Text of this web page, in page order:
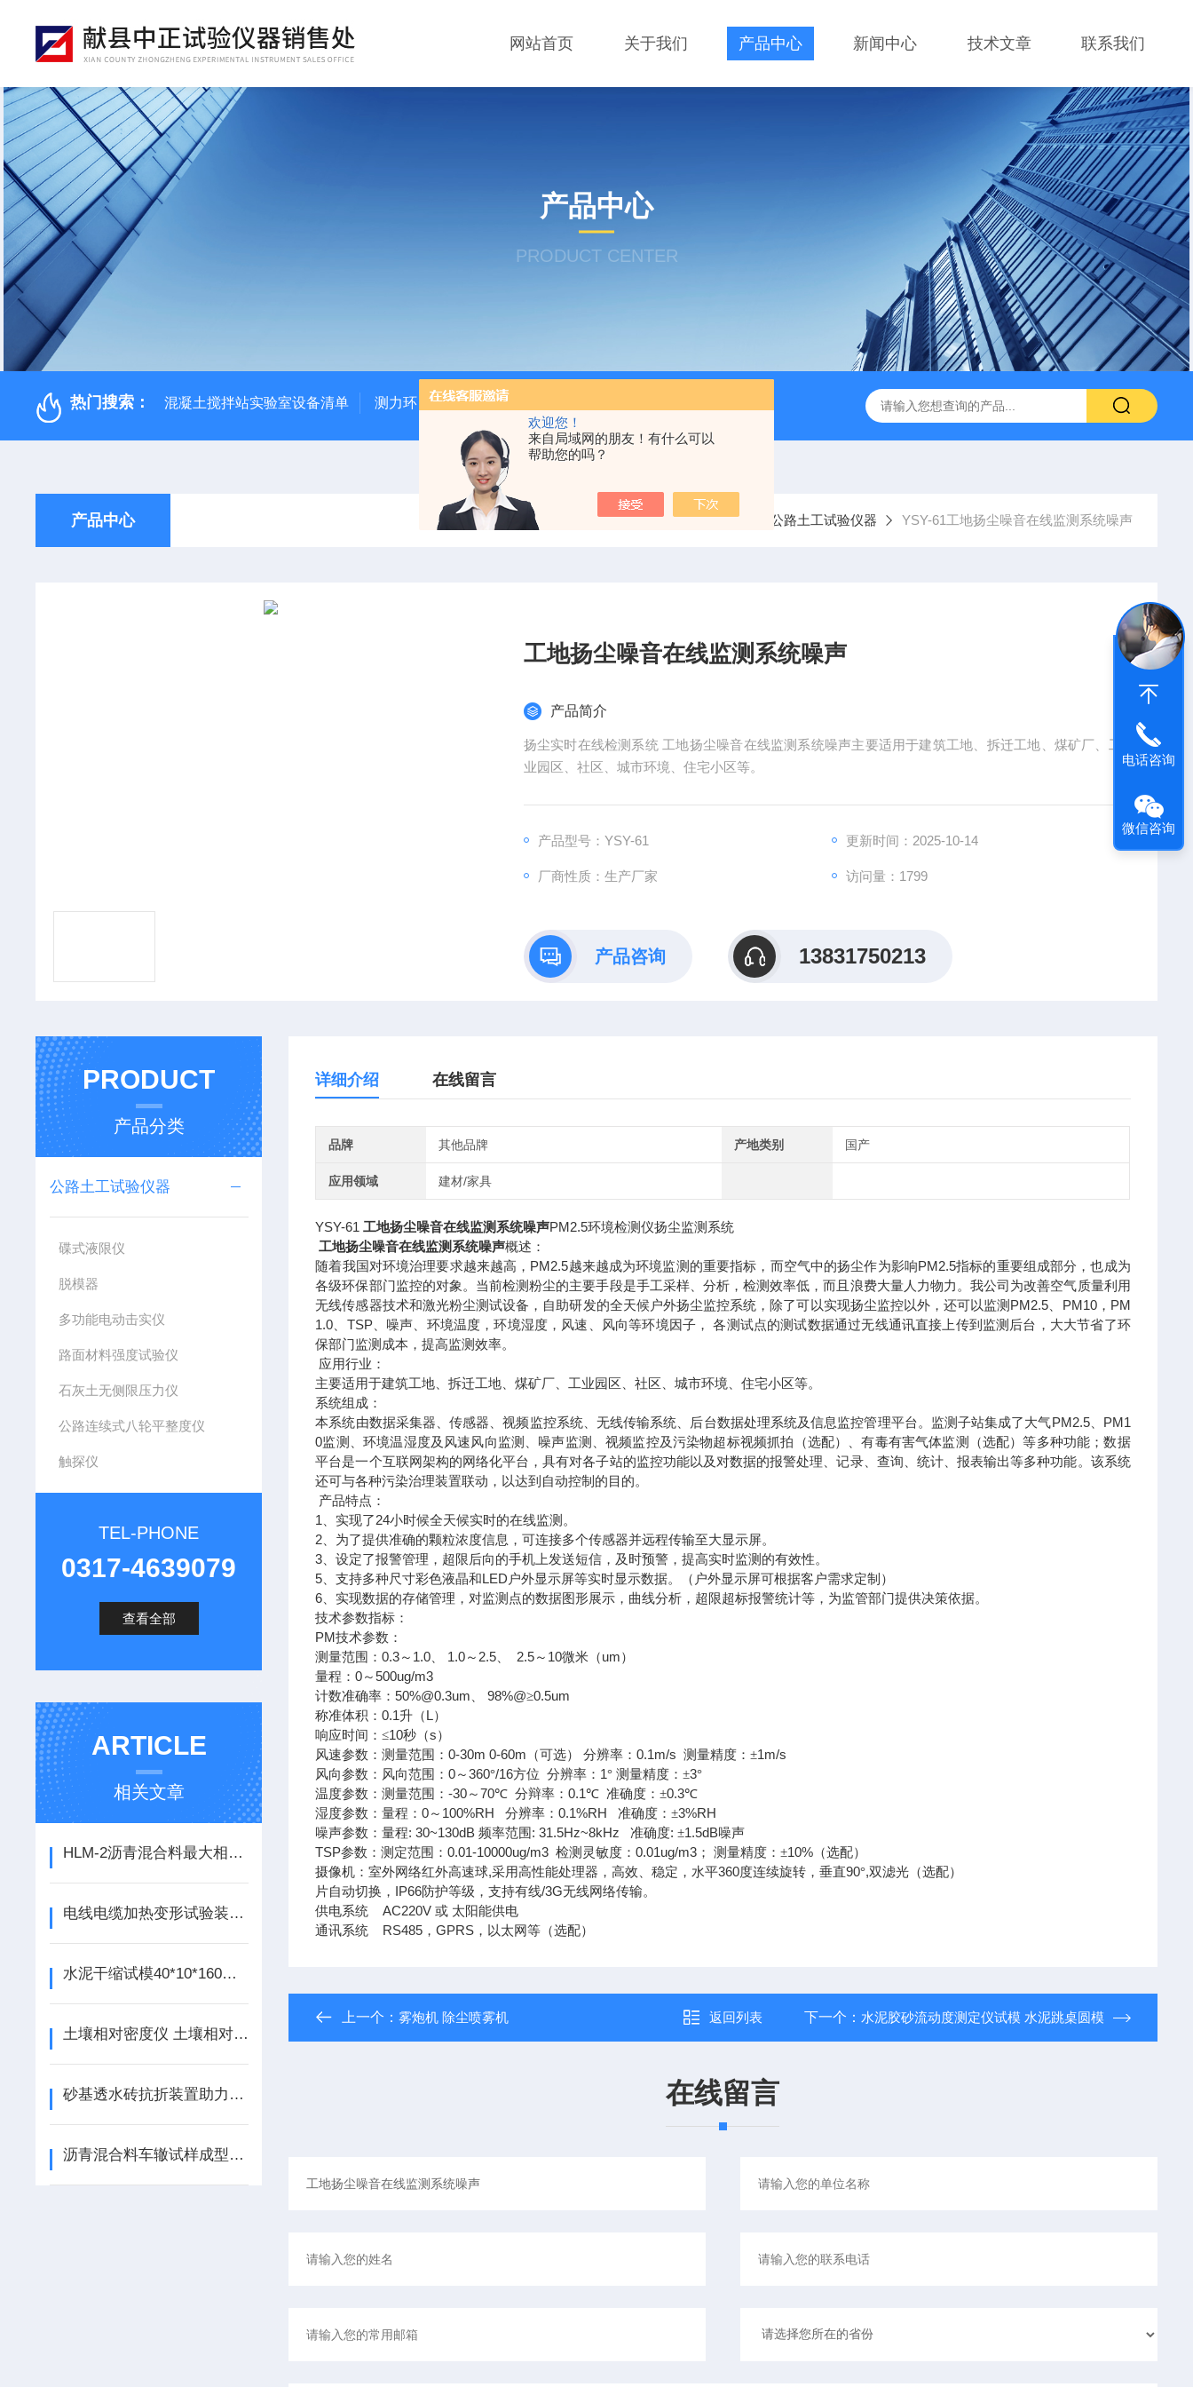
欢迎您！
来自局域网的朋友！有什么可以
帮助您的吗？
网站首页 关于我们 产品中心 新闻中心 技术文章 联系我们
产品中心
PRODUCT CENTER
热门搜索： 混凝土搅拌站实验室设备清单 测力环 混凝土抗弯拉弹性模量试验装置 钢结构防火涂料测厚仪 砂基透水砖透水速率试验装置
产品中心 当前位置：首页 产品中心 公路土工试验仪器 YSY-61工地扬尘噪音在线监测系统噪声
工地扬尘噪音在线监测系统噪声
产品简介
扬尘实时在线检测系统 工地扬尘噪音在线监测系统噪声主要适用于建筑工地、拆迁工地、煤矿厂、工
业园区、社区、城市环境、住宅小区等。
产品型号：YSY-61 更新时间：2025-10-14
厂商性质：生产厂家 访问量：1799
产品咨询 13831750213
PRODUCT
产品分类
公路土工试验仪器
碟式液限仪
脱模器
多功能电动击实仪
路面材料强度试验仪
石灰土无侧限压力仪
公路连续式八轮平整度仪
触探仪
TEL-PHONE
0317-4639079
查看全部
ARTICLE
相关文章
HLM-2沥青混合料最大相对密度仪 最大相对密度的使用说明
电线电缆加热变形试验装置如何使用
水泥干缩试模40*10*160使用说明
土壤相对密度仪 土壤相对密度仪的使用说明
砂基透水砖抗折装置助力建设海绵城市
沥青混合料车辙试样成型机HYCX-1使用说明
详细介绍 在线留言
品牌 其他品牌 产地类别 国产
应用领域 建材/家具
YSY-61工地扬尘噪音在线监测系统噪声PM2.5环境检测仪扬尘监测系统
工地扬尘噪音在线监测系统噪声概述：
随着我国对环境治理要求越来越高， PM2.5越来越成为环境监测的重要指标，而空气中的扬尘作为影响PM2.5指标的重要组成部分，也成为
各级环保部门监控的对象。当前检测粉尘的主要手段是手工采样、分析，检测效率低，而且浪费大量人力物力。我公司为改善空气质量利用
无线传感器技术和激光粉尘测试设备，自助研发的全天候户外扬尘监控系统，除了可以实现扬尘监控以外，还可以监测 PM2.5 PM10， PM
1.0
TSP、噪声、环境温度，环境湿度，风速、风向等环境因子，
各测试点的测试数据通过无线通讯直接上传到监测后台，大大节省了环
保部门监测成本，提高监测效率。
应用行业：
主要适用于建筑工地、拆迁工地、煤矿厂、工业园区、社区、城市环境、住宅小区等。
系统组成：
本系统由数据采集器、传感器、视频监控系统、无线传输系统、后台数据处理系统及信息监控管理平台。监测子站集成了大气PM2.5、 PM1
0监测、环境温湿度及风速风向监测、噪声监测、视频监控及污染物超标视频抓拍（选配）、有毒有害气体监测（选配）等多种功能；数据
平台是一个互联网架构的网络化平台，具有对各子站的监控功能以及对数据的报警处理、记录、查询、统计、报表输出等多种功能。该系统
还可与各种污染治理装置联动，以达到自动控制的目的。
产品特点：
1 、实现了24小时候全天候实时的在线监测。
2 、为了提供准确的颗粒浓度信息，可连接多个传感器并远程传输至大显示屏。
3 、设定了报警管理，超限后向的手机上发送短信，及时预警，提高实时监测的有效性。
5 、支持多种尺寸彩色液晶和LED 户外显示屏等实时显示数据。（户外显示屏可根据客户需求定制）
6 、实现数据的存储管理，对监测点的数据图形展示，曲线分析，超限超标报警统计等，为监管部门提供决策依据。
技术参数指标：
PM技术参数：
测量范围：0.3～ 1.0 1.0～ 2.5 2.5～ 10微米（um）
量程：0～500ug/m3
计数准确率：50%@0.3um 98%@≥0.5um
称准体积：0.1升（L）
响应时间：≤10秒（s）
风速参数：测量范围：0-30m 0-60m （可选） 分辨率：0.1m/s测量精度：±1m/s
风向参数：风向范围：0～360°/16方位 分辨率： 1° 测量精度：±3°
温度参数：测量范围：-30～70℃ 分辩率：0.1℃ 准确度：±0.3℃
湿度参数：量程：0～ 100%RH分辨率：0.1%RH准确度：±3%RH
噪声参数：量程: 30~130dB频率范围 : 31.5Hz~8kHz准确度:±1.5dB噪声
TSP参数：测定范围：0.01-10000ug/m3检测灵敏度：0.01ug/m3 ； 测量精度：±10% （选配）
摄像机：室外网络红外高速球,采用高性能处理器，高效、稳定，水平360度连续旋转，垂直90°,双滤光（选配）
片自动切换， IP66防护等级，支持有线/3G无线网络传输。
供电系统 AC220V或 太阳能供电
通讯系统 RS485 ，GPRS ，以太网等（选配）
上一个：雾炮机 除尘喷雾机 返回列表 下一个： 水泥胶砂流动度测定仪试模 水泥跳桌圆模
在线留言
电话咨询
微信咨询